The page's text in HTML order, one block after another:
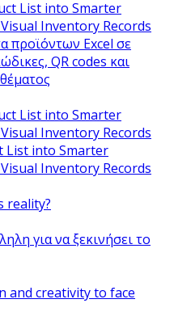
προϊόντων Excel σε
QR codes και
List into Smarter
Inventory Records
reality?
για να ξεκινήσει το
and creativity to face